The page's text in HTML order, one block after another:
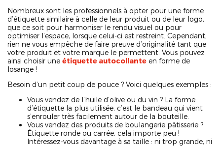
Nombreux sont les professionnels à opter pour une forme
d’étiquette similaire à celle de leur produit ou de leur logo,
que ce soit pour harmoniser le rendu visuel ou pour
optimiser l’espace, lorsque celui-ci est restreint. Cependant,
rien ne vous empêche de faire preuve d’originalité tant que
votre produit et votre marque le permettent. Vous pouvez
ainsi choisir une étiquette autocollante en forme de
losange !
Besoin d’un petit coup de pouce ? Voici quelques exemples :
Vous vendez de l’huile d’olive ou du vin ? La forme
d’étiquette la plus utilisée, c’est le bandeau qui vient
s’enrouler très facilement autour de la bouteille.
Vous vendez des produits de boulangerie pâtisserie ?
Étiquette ronde ou carrée, cela importe peu !
Intéressez-vous davantage à sa taille : ni trop grande, ni